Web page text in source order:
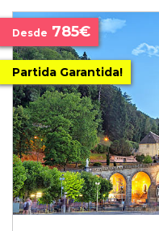
Partida Garantida!
Desde 785€